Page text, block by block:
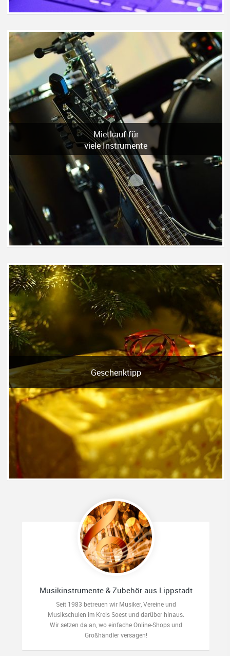
Mietkauf für
viele Instrumente
Geschenktipp
Musikinstrumente & Zubehör aus Lippstadt
Seit 1983 betreuen wir Musiker, Vereine und
Musikschulen im Kreis Soest und darüber hinaus.
Wir setzen da an, wo einfache Online-Shops und
Großhändler versagen!